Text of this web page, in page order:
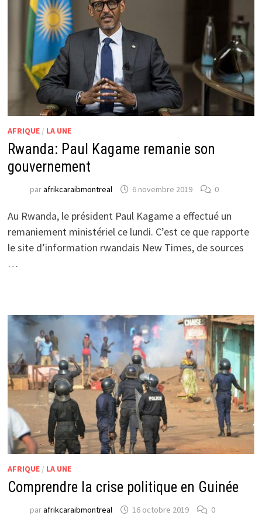
AFRIQUE/ LA UNE
Rwanda: Paul Kagame remanie son
gouvernement
parafrikcaraibmontreal 6 novembre 2019 0
Au Rwanda, le président Paul Kagame a effectué un
remaniement ministériel ce lundi. C’est ce que rapporte
le site d’information rwandais New Times, de sources
…
AFRIQUE/ LA UNE
Comprendre la crise politique en Guinée
parafrikcaraibmontreal 16 octobre 2019 0